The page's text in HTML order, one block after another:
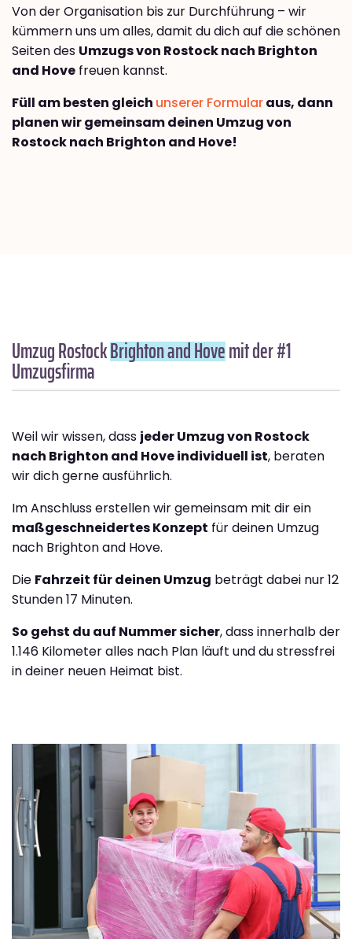
Von der Organisation bis zur Durchführung – wir
kümmern uns um alles, damit du dich auf die schönen
Seiten des Umzugs von Rostock nach Brighton
and Hove freuen kannst.
Füll am besten gleich unserer Formularaus, dann
planen wir gemeinsam deinen Umzug von
Rostock nach Brighton and Hove!
Umzug RostockBrighton and Hovemit der #1
Umzugsfirma
Weil wir wissen, dass jeder Umzug von Rostock
nach Brighton and Hove individuell ist, beraten
wir dich gerne ausführlich.
Im Anschluss erstellen wir gemeinsam mit dir ein
maßgeschneidertes Konzept für deinen Umzug
nach Brighton and Hove.
Die Fahrzeit für deinen Umzug beträgt dabei nur 12
Stunden 17 Minuten.
So gehst du auf Nummer sicher, dass innerhalb der
1.146 Kilometer alles nach Plan läuft und du stressfrei
in deiner neuen Heimat bist.